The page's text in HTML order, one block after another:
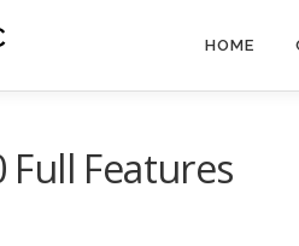
HOME
Features